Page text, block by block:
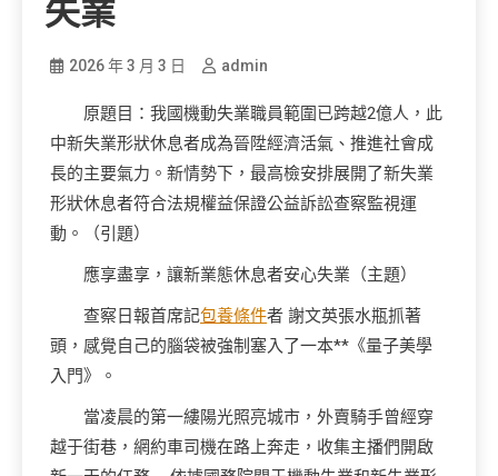
失業
2026 年 3 月 3 日 admin
原題目：我國機動失業職員範圍已跨越2億人，此
中新失業形狀休息者成為晉陞經濟活氣、推進社會成
長的主要氣力。新情勢下，最高檢安排展開了新失業
形狀休息者符合法規權益保證公益訴訟查察監視運
動。（引題）
應享盡享，讓新業態休息者安心失業（主題）
查察日報首席記包養條件者 謝文英張水瓶抓著
頭，感覺自己的腦袋被強制塞入了一本**《量子美學
入門》。
當凌晨的第一縷陽光照亮城市，外賣騎手曾經穿
越于街巷，網約車司機在路上奔走，收集主播們開啟